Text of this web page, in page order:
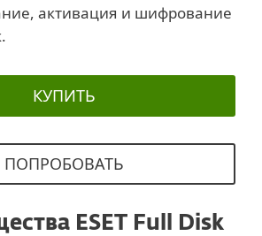
активация и шифрование
КУПИТЬ
ПОПРОБОВАТЬ
ESET Full Disk